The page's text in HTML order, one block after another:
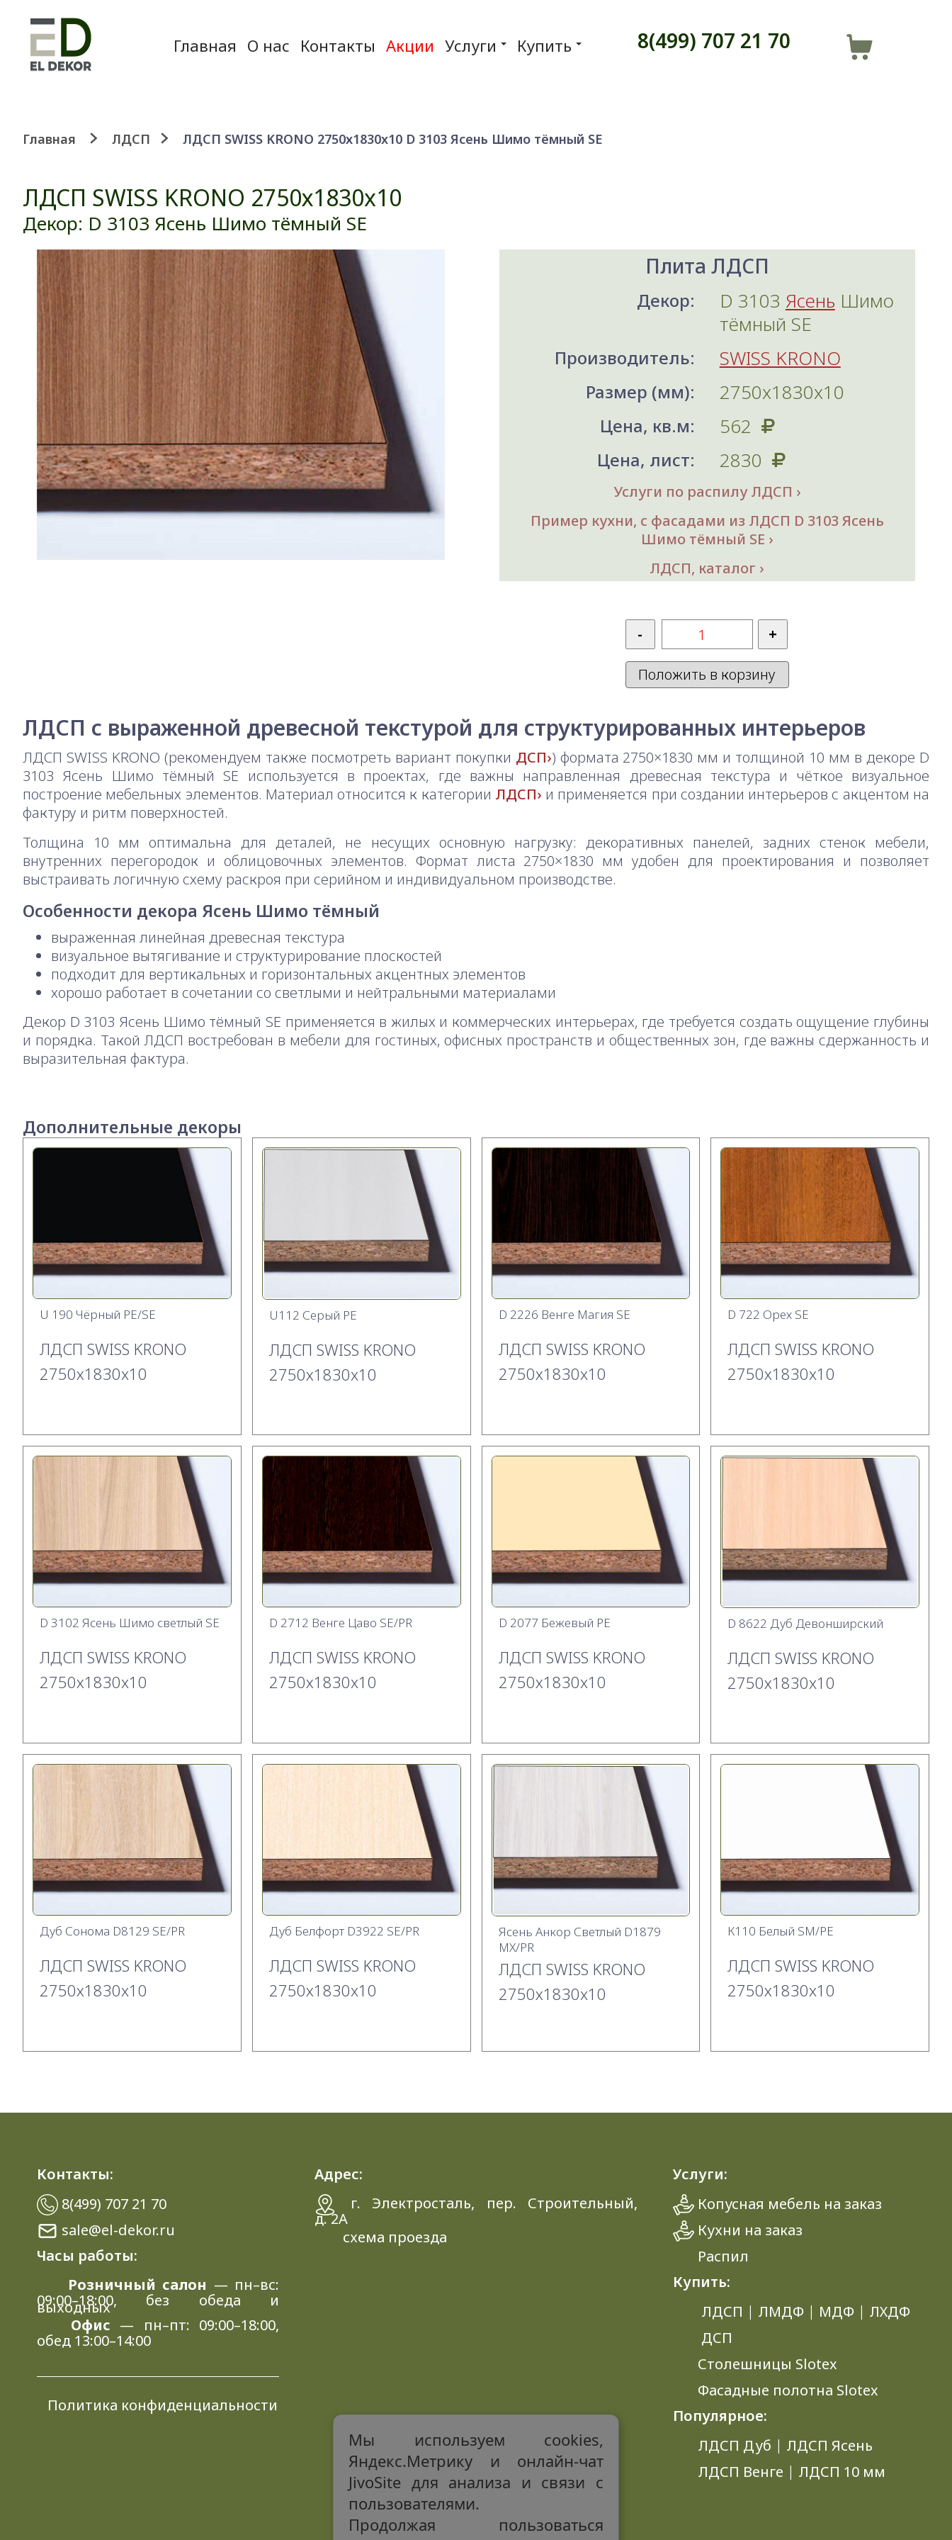
Главная О нас Контакты Акции Услуги Купить 8(499) 707 21 70
Главная ЛДСП ЛДСП SWISS KRONO 2750х1830x10 D 3103 Ясень Шимо тёмный SE
ЛДСП SWISS KRONO 2750х1830x10
Декор: D 3103 Ясень Шимо тёмный SE
Плита ЛДСП
Декор: D 3103 Ясень Шимо
тёмный SE
Производитель: SWISS KRONO
Размер (мм): 2750х1830x10
Цена, кв.м: 562
Цена, лист: 2830
Услуги по распилу ЛДСП
Пример кухни, с фасадами из ЛДСП D 3103 Ясень
Шимо тёмный SE
ЛДСП, каталог
Положить в корзину
ЛДСП с выраженной древесной текстурой для структурированных интерьеров
ЛДСП SWISS KRONO (рекомендуем также посмотреть вариант покупки ДСП ) формата 2750×1830 мм и толщиной 10 мм в декоре D
3103 Ясень Шимо тёмный SE используется в проектах, где важны направленная древесная текстура и чёткое визуальное
построение мебельных элементов. Материал относится к категории ЛДСП и применяется при создании интерьеров с акцентом на
фактуру и ритм поверхностей.
Толщина 10 мм оптимальна для деталей, не несущих основную нагрузку: декоративных панелей, задних стенок мебели,
внутренних перегородок и облицовочных элементов. Формат листа 2750×1830 мм удобен для проектирования и позволяет
выстраивать логичную схему раскроя при серийном и индивидуальном производстве.
Особенности декора Ясень Шимо тёмный
выраженная линейная древесная текстура
визуальное вытягивание и структурирование плоскостей
подходит для вертикальных и горизонтальных акцентных элементов
хорошо работает в сочетании со светлыми и нейтральными материалами
Декор D 3103 Ясень Шимо тёмный SE применяется в жилых и коммерческих интерьерах, где требуется создать ощущение глубины
и порядка. Такой ЛДСП востребован в мебели для гостиных, офисных пространств и общественных зон, где важны сдержанность и
выразительная фактура.
Дополнительные декоры
U 190 Чёрный PE/SE
ЛДСП SWISS KRONO
2750х1830x10
U112 Серый PE
ЛДСП SWISS KRONO
2750х1830x10
D 2226 Венге Магия SE
ЛДСП SWISS KRONO
2750х1830x10
D 722 Орех SE
ЛДСП SWISS KRONO
2750х1830x10
D 3102 Ясень Шимо светлый SE
ЛДСП SWISS KRONO
2750х1830x10
D 2712 Венге Цаво SE/PR
ЛДСП SWISS KRONO
2750х1830x10
D 2077 Бежевый PE
ЛДСП SWISS KRONO
2750х1830x10
D 8622 Дуб Девонширский
ЛДСП SWISS KRONO
2750х1830x10
Дуб Сонома D8129 SE/PR
ЛДСП SWISS KRONO
2750х1830x10
Дуб Белфорт D3922 SE/PR
ЛДСП SWISS KRONO
2750х1830x10
Ясень Анкор Светлый D1879
MX/PR
ЛДСП SWISS KRONO
2750х1830x10
К110 Белый SM/PE
ЛДСП SWISS KRONO
2750х1830x10
Контакты:
8(499) 707 21 70
sale@el-dekor.ru
Часы работы:
Розничный салон — пн–вс:
09:00–18:00, без обеда и
выходных
Офис — пн–пт: 09:00–18:00,
обед 13:00–14:00
Политика конфиденциальности
Адрес:
г. Электросталь, пер. Строительный,
д. 2A
схема проезда
Услуги:
Копусная мебель на заказ
Кухни на заказ
Распил
Купить:
ЛДСП | ЛМДФ | МДФ | ЛХДФ
ДСП
Столешницы Slotex
Фасадные полотна Slotex
Популярное:
ЛДСП Дуб | ЛДСП Ясень
ЛДСП Венге | ЛДСП 10 мм
Мы используем cookies,
Яндекс.Метрику и онлайн-чат
JivoSite для анализа и связи с
пользователями.
Продолжая пользоваться